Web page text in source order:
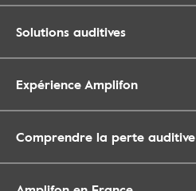
Solutions auditives
Expérience Amplifon
Comprendre la perte auditive